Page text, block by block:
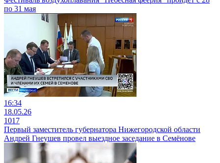
по 31 мая
16:34
18.05.26
1017
Первый заместитель губернатора Нижегородской области
Андрей Гнеушев провел выездное заседание в Семёнове